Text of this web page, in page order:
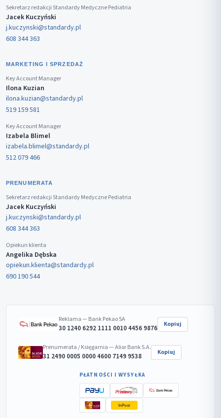
Sekretarz redakcji Standardy Medyczne Pediatria
Jacek Kuczyński
j.kuczynski@standardy.pl
608 344 363
MARKETING I SPRZEDAŻ
Key Account Manager
Ilona Kuzian
ilona.kuzian@standardy.pl
519 159 581
Key Account Manager
Izabela Blimel
izabela.blimel@standardy.pl
512 079 466
PRENUMERATA
Sekretarz redakcji Standardy Medyczne Pediatria
Jacek Kuczyński
j.kuczynski@standardy.pl
608 344 363
Opiekun klienta
Angelika Dębska
opiekun.klienta@standardy.pl
690 190 544
Reklama — Bank Pekao SA
30 1240 6292 1111 0010 4456 9876 Kopiuj
Prenumerata / Księgarnia — Alior Bank S.A.
31 2490 0005 0000 4600 7149 9538 Kopiuj
PŁATNOŚCI I WYSYŁKA
InPost